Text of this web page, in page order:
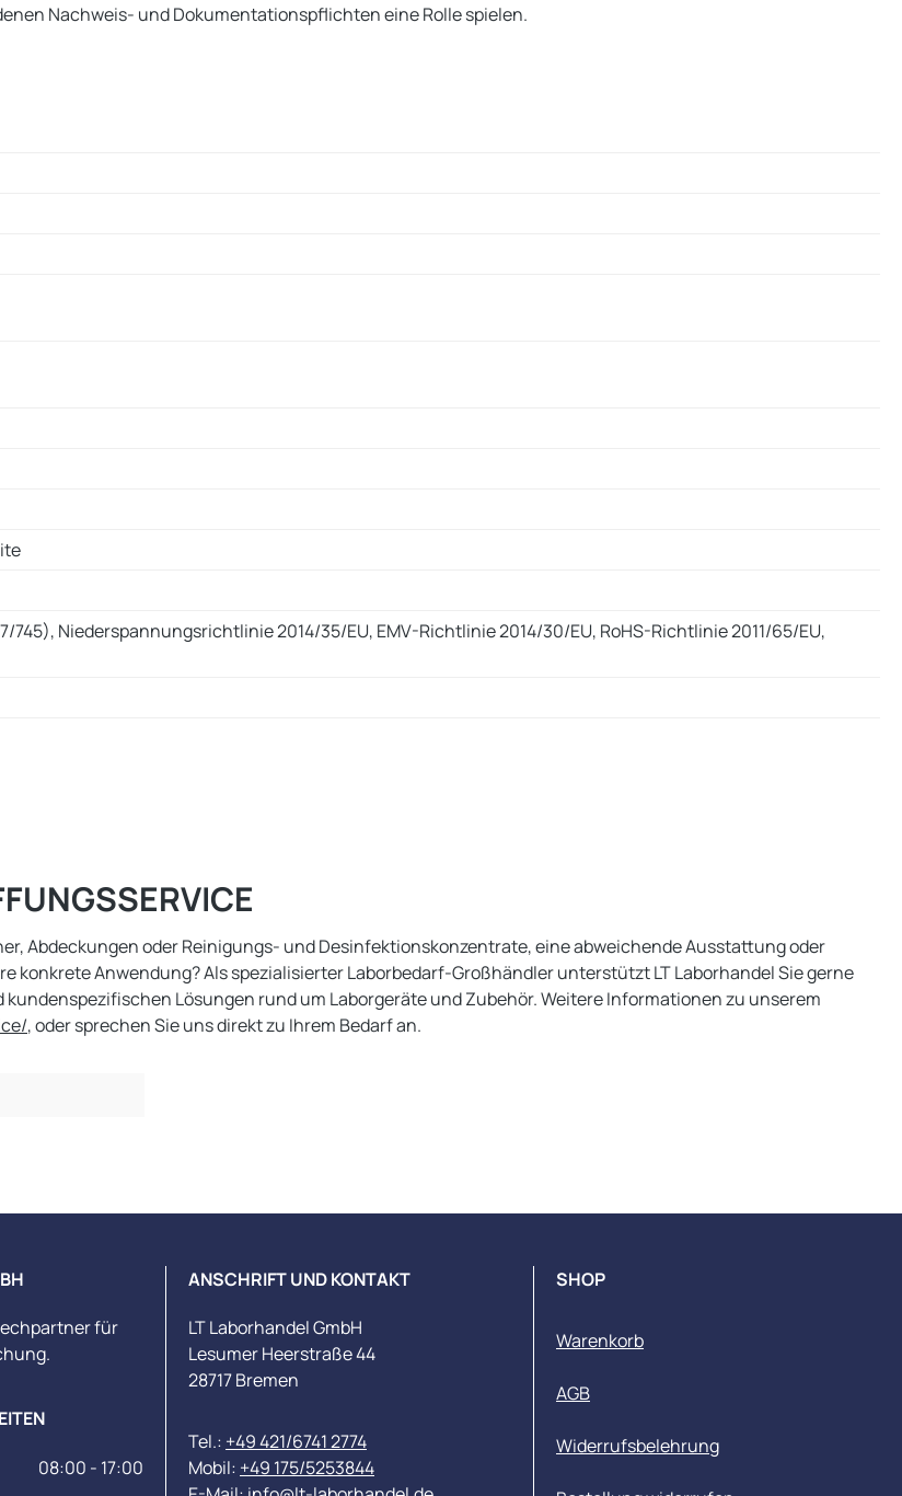
Nachweis- und Dokumentationspflichten eine Rolle spielen.
745), Niederspannungsrichtlinie 2014/35/EU, EMV-Richtlinie 2014/30/EU, RoHS-Richtlinie 2011/65/EU,
Abdeckungen oder Reinigungs- und Desinfektionskonzentrate, eine abweichende Ausstattung oder
konkrete Anwendung? Als spezialisierter Laborbedarf-Großhändler unterstützt LT Laborhandel Sie gerne
Lösungen rund um Laborgeräte und Zubehör. Weitere Informationen zu unserem
, oder sprechen Sie uns direkt zu Ihrem Bedarf an.
für
08:00 - 17:00
ANSCHRIFT UND KONTAKT
LT Laborhandel GmbH
Lesumer Heerstraße 44
28717 Bremen
Tel.: +49 421/6741 2774
Mobil: +49 175/5253844
SHOP
Warenkorb
AGB
Widerrufsbelehrung